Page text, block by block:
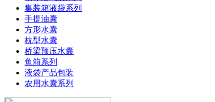
集装箱液袋系列
手提油囊
方形水囊
枕型水囊
桥梁预压水囊
鱼箱系列
液袋产品包装
农用水囊系列